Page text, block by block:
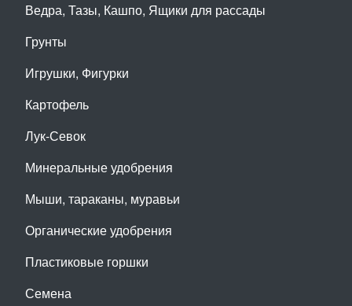
Ведра, Тазы, Кашпо, Ящики для рассады
Грунты
Игрушки, Фигурки
Картофель
Лук-Севок
Минеральные удобрения
Мыши, тараканы, муравьи
Органические удобрения
Пластиковые горшки
Семена